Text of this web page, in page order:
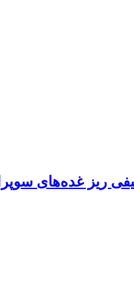
ریز غده‌های